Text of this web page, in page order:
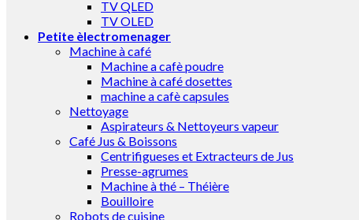
TV QLED
TV OLED
Petite èlectromenager
Machine à café
Machine a cafè poudre
Machine à café dosettes
machine a cafè capsules
Nettoyage
Aspirateurs & Nettoyeurs vapeur
Café Jus & Boissons
Centrifigueses et Extracteurs de Jus
Presse-agrumes
Machine à thé – Théière
Bouilloire
Robots de cuisine